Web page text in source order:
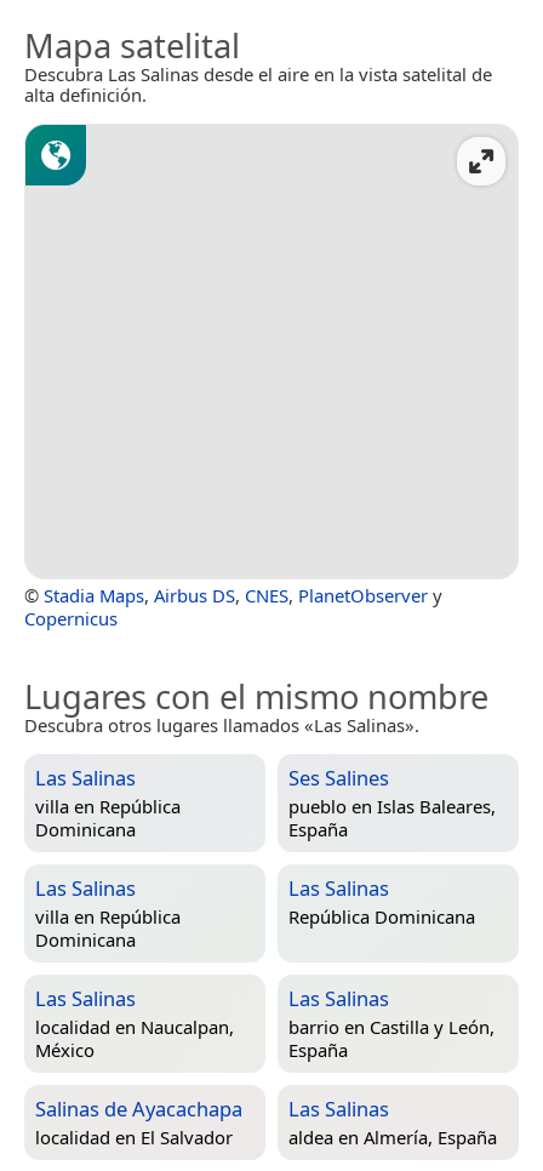
Mapa satelital
Descubra Las Salinas desde el aire en la vista satelital de
alta definición.
© Stadia Maps, Airbus DS, CNES, PlanetObserver y
Copernicus
Lugares con el mismo nombre
Descubra otros lugares llamados «Las Salinas».
Las Salinas
villa en República
Dominicana
Ses Salines
pueblo en Islas Baleares,
España
Las Salinas
villa en República
Dominicana
Las Salinas
República Dominicana
Las Salinas
localidad en Naucalpan,
México
Las Salinas
barrio en Castilla y León,
España
Salinas de Ayacachapa
localidad en El Salvador
Las Salinas
aldea en Almería, España